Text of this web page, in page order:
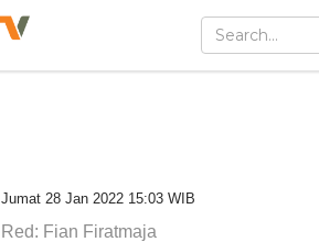
Jumat 28 Jan 2022 15:03 WIB
Red: Fian Firatmaja